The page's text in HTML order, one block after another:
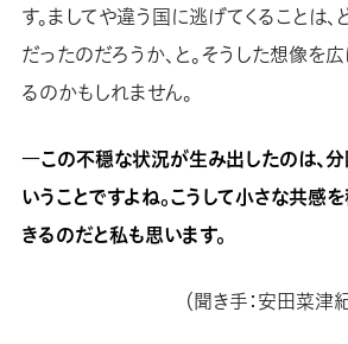
す。ましてや違う国に逃げてくることは
だったのだろうか、と。そうした想像を
るのかもしれません。
―この不穏な状況が生み出したのは、分
いうことですよね。こうして小さな共感
きるのだと私も思います。
（聞き手：安田菜